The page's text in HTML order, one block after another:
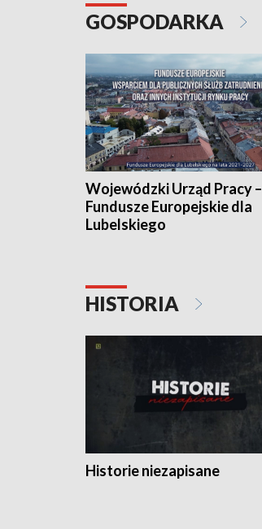
GOSPODARKA
Wojewódzki Urząd Pracy –
Fundusze Europejskie dla
Lubelskiego
HISTORIA
Historie niezapisane